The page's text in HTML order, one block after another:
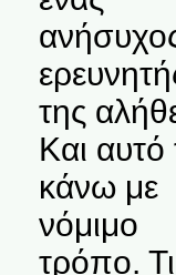
της
Και αυτό
κάνω με
νόμιμο
τρόπο. Τι